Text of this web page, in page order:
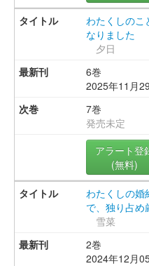
わたくしのこ
なりました
夕日
6巻
2025年11月
7巻
発売未定
アラート登
(無料)
わたくしの婚
で、独り占め
雪菜
2巻
2024年12月